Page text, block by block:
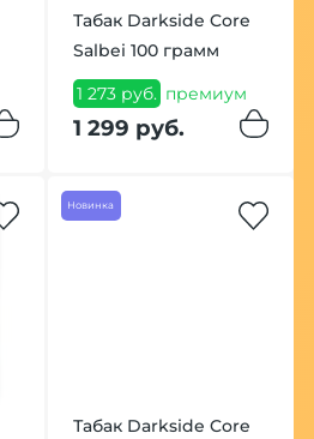
Табак Darkside Core
Salbei 100 грамм
1 273 руб. премиум
1 299 руб.
Новинка
Табак Darkside Core